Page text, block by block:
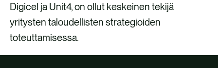
Digicel ja Unit4, on ollut keskeinen tekijä
yritysten taloudellisten strategioiden
toteuttamisessa.